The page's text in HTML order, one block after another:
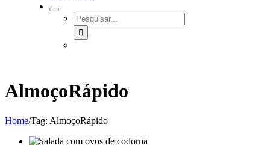
SEARCH
FOR:
AlmoçoRápido
Home/Tag: AlmoçoRápido